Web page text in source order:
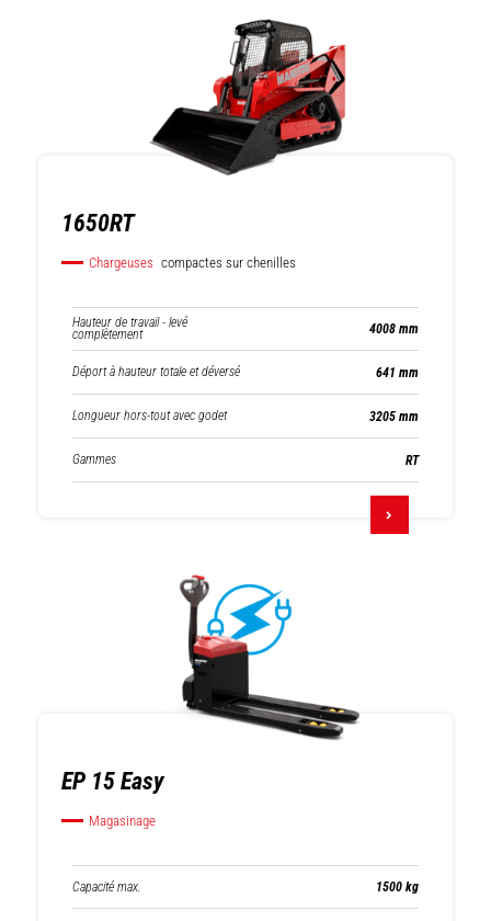
1650RT
Chargeuses compactes sur chenilles
Hauteur de travail - levé
complètement 4008 mm
Déport à hauteur totale et déversé 641 mm
Longueur hors-tout avec godet 3205 mm
Gammes RT
EP 15 Easy
Magasinage
Capacité max. 1500 kg